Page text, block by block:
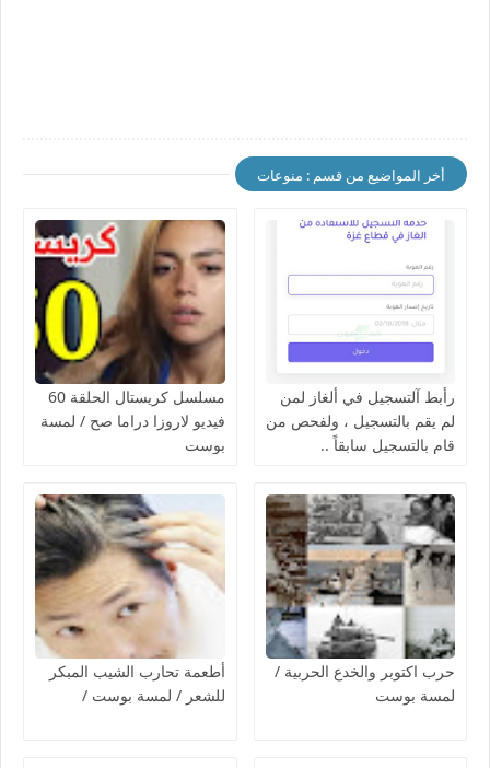
أخر المواضيع من قسم : منوعات
رأبط آلتسجيل في ألغاز لمن
لم يقم بالتسجيل ، ولفحص من
قام بالتسجيل سابقاً ..
مسلسل كريستال الحلقة 60
فيديو لاروزا دراما صح / لمسة
بوست
حرب اكتوبر والخدع الحربية /
لمسة بوست
أطعمة تحارب الشيب المبكر
للشعر / لمسة بوست /